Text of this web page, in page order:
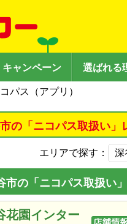
キャンペーン 選ばれる
パス（アプリ）
の「ニコパス取扱い」
エリアで探す：
市の「ニコパス取扱い
花園インター